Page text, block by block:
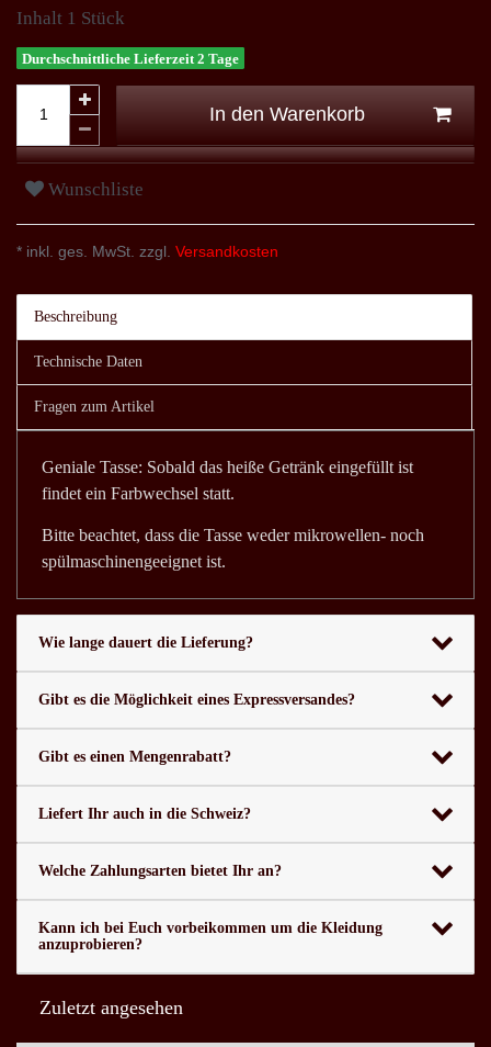
Inhalt 1 Stück
Durchschnittliche Lieferzeit 2 Tage
In den Warenkorb
Wunschliste
* inkl. ges. MwSt. zzgl. Versandkosten
Beschreibung
Technische Daten
Fragen zum Artikel
Geniale Tasse: Sobald das heiße Getränk eingefüllt ist
findet ein Farbwechsel statt.
Bitte beachtet, dass die Tasse weder mikrowellen- noch
spülmaschinengeeignet ist.
Wie lange dauert die Lieferung?
Gibt es die Möglichkeit eines Expressversandes?
Gibt es einen Mengenrabatt?
Liefert Ihr auch in die Schweiz?
Welche Zahlungsarten bietet Ihr an?
Kann ich bei Euch vorbeikommen um die Kleidung
anzuprobieren?
Zuletzt angesehen